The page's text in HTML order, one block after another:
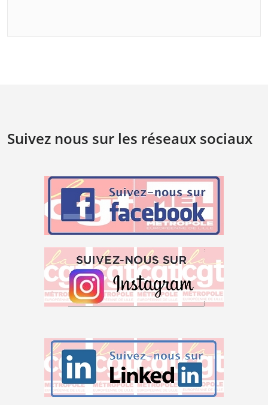
Suivez nous sur les réseaux sociaux